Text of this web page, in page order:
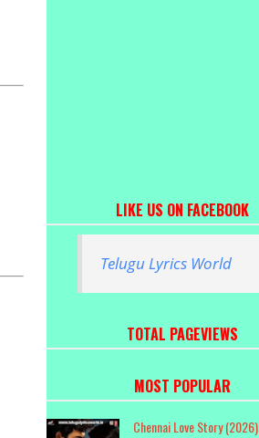
LIKE US ON FACEBOOK
Telugu Lyrics World
TOTAL PAGEVIEWS
MOST POPULAR
Chennai Love Story (2026)